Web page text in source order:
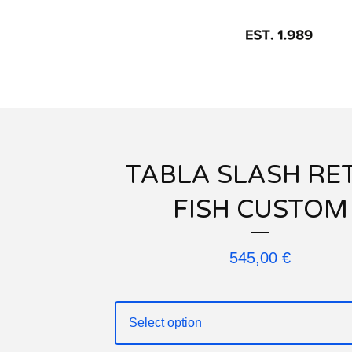
TABLA SLASH
FISH CUSTOM
545,00 €